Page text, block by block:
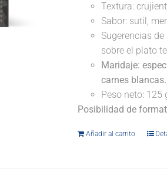
Textura:
Sabor: sutil,
Sugerencias
sobre el plato
Maridaje:
carnes
Peso neto: 125
Posibilidad de
Añadir al carrito